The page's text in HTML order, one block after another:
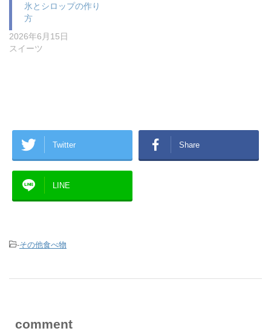
氷とシロップの作り
方
2026年6月15日
スイーツ
Twitter Share
LINE
-その他食べ物
comment